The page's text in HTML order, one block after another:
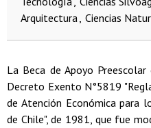
Arquitectura Ciencias
La Beca de Apoyo
Decreto Exento N°5819
de Atención Económica para
de Chile", de 1981, que fue